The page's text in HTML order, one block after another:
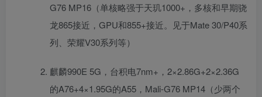
G76 MP16（单核略强于天玑1000+，多核和早期骁
龙865接近，GPU和855+接近。见于Mate 30/P40系
列、荣耀V30系列等）
麒麟990E 5G，台积电7nm+，2×2.86G+2×2.36G
的A76+4×1.95G的A55，Mali-G76 MP14（少两个